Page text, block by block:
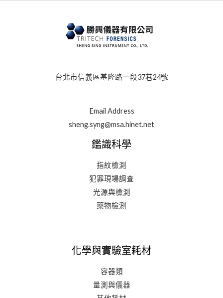
台北市信義區基隆路一段37巷24號
Email Address
sheng.syng@msa.hinet.net
鑑識科學
指紋檢測
犯罪現場調查
光源與檢測
藥物檢測
化學與實驗室耗材
容器類
量測與儀器